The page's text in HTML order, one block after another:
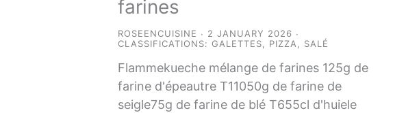
farines
ROSEENCUISINE
2 JANUARY 2026
CLASSIFICATIONS:GALETTES PIZZA SALÉ
Flammekueche mélange de farines 125g de
farine d'épeautre T11050g de farine de
seigle75g de farine de blé T655cl d'huiele